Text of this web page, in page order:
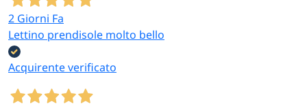
2 Giorni Fa
Lettino prendisole molto bello
Acquirente verificato